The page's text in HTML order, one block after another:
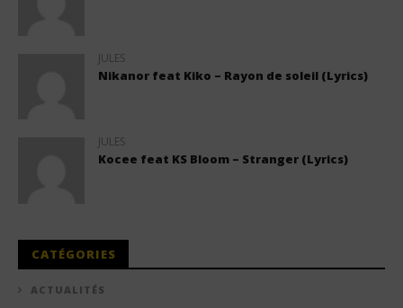
JULES
Nikanor feat Kiko – Rayon de soleil (Lyrics)
JULES
Kocee feat KS Bloom – Stranger (Lyrics)
CATÉGORIES
ACTUALITÉS